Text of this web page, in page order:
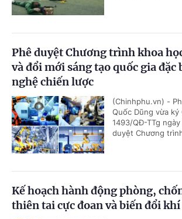
Phê duyệt Chương trình khoa
và đổi mới sáng tạo quốc gia đặc
nghệ chiến lược
(Chinhphu.vn) -
Quốc Dũng vừa
1493/QĐ-TTg
duyệt Chương
Kế hoạch hành động phòng,
thiên tai cực đoan và biến đổi